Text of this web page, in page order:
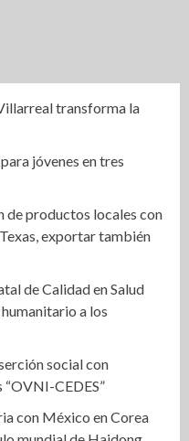
transforma la
jóvenes en tres
de productos locales con
exportar también
de Calidad en Salud
a los
social con
CEDES”
con México en Corea